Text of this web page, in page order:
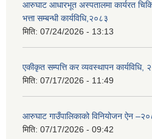
आरुघाट आधारभूत अस्पतालमा कार्यरत
भत्ता सम्बन्धी कार्यविधि,२०८३
मिति: 07/24/2026 - 13:13
एकीकृत सम्पत्ति कर व्यवस्थापन कार्यविधि,
मिति: 07/17/2026 - 11:49
आरुघाट गाउँपालिकाको विनियोजन ऐन
मिति: 07/17/2026 - 09:42